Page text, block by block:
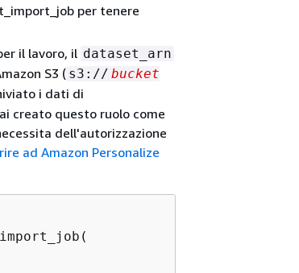
per tenere
il lavoro, il dataset_arn
S3 ( s3:// bucket
i dati di
creato questo ruolo come
dell'autorizzazione
ad Amazon Personalize